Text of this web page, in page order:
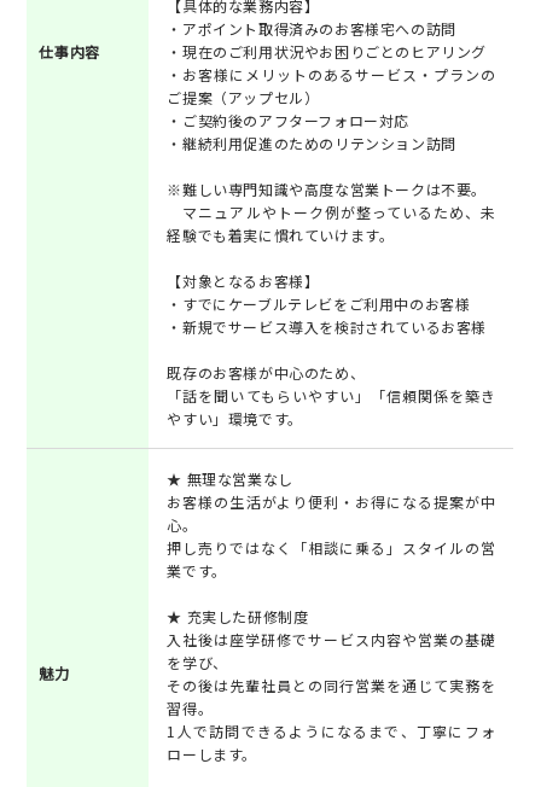
仕事内容
【具体的な業務内容】
・アポイント取得済みのお客様宅への訪問
・現在のご利用状況やお困りごとのヒアリング
・お客様にメリットのあるサービス・プランの
ご提案（アップセル）
・ご契約後のアフターフォロー対応
・継続利用促進のためのリテンション訪問
※難しい専門知識や高度な営業トークは不要。
マニュアルやトーク例が整っているため、未
経験でも着実に慣れていけます。
【対象となるお客様】
・すでにケーブルテレビをご利用中のお客様
・新規でサービス導入を検討されているお客様
既存のお客様が中心のため、
「話を聞いてもらいやすい」「信頼関係を築き
やすい」環境です。
魅力
★ 無理な営業なし
お客様の生活がより便利・お得になる提案が中
心。
押し売りではなく「相談に乗る」スタイルの営
業です。
★ 充実した研修制度
入社後は座学研修でサービス内容や営業の基礎
を学び、
その後は先輩社員との同行営業を通じて実務を
習得。
1人で訪問できるようになるまで、丁寧にフォ
ローします。